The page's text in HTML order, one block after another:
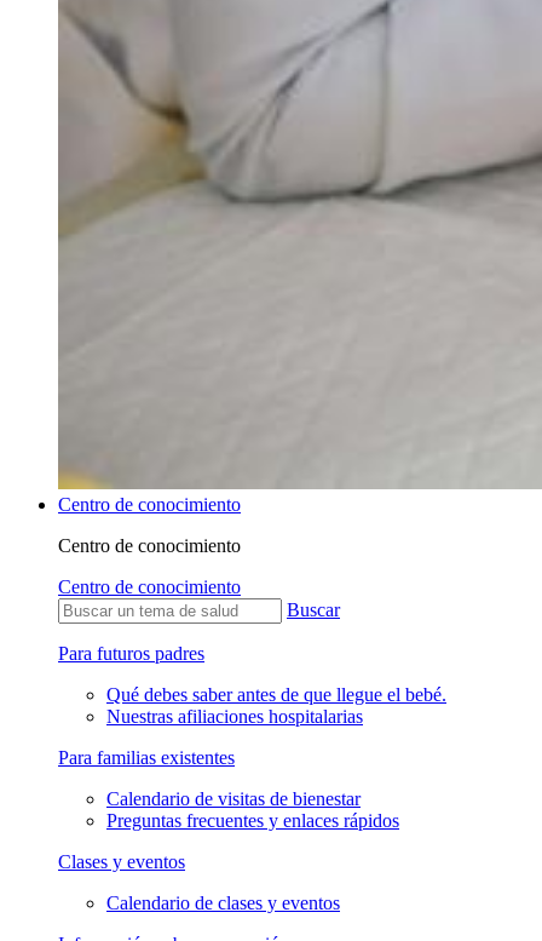
Centro de conocimiento
Centro de conocimiento
Centro de conocimiento
Buscar
Para futuros padres
Qué debes saber antes de que llegue el bebé.
Nuestras afiliaciones hospitalarias
Para familias existentes
Calendario de visitas de bienestar
Preguntas frecuentes y enlaces rápidos
Clases y eventos
Calendario de clases y eventos